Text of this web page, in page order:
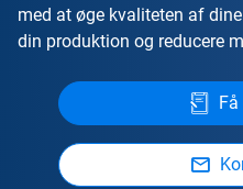
med at øge kvaliteten af
din produktion og reducere